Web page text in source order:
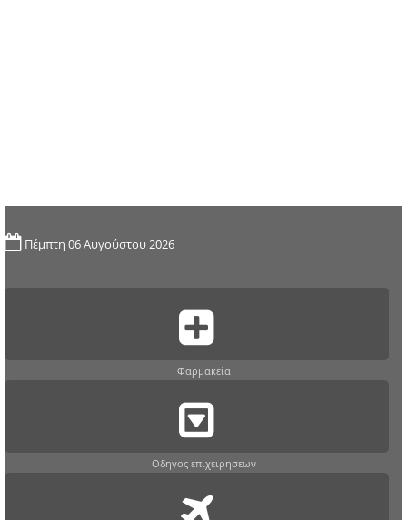
Πέμπτη 06 Αυγούστου 2026
Φαρμακεία
Οδηγος επιχειρησεων